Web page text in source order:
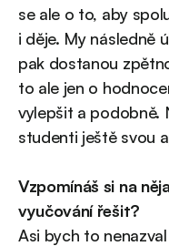
se ale o to, aby
i děje. My následně
pak dostanou
to ale jen o
vylepšit a podobně.
studenti ještě svou
Vzpomínáš si na
vyučování řešit?
Asi bych to